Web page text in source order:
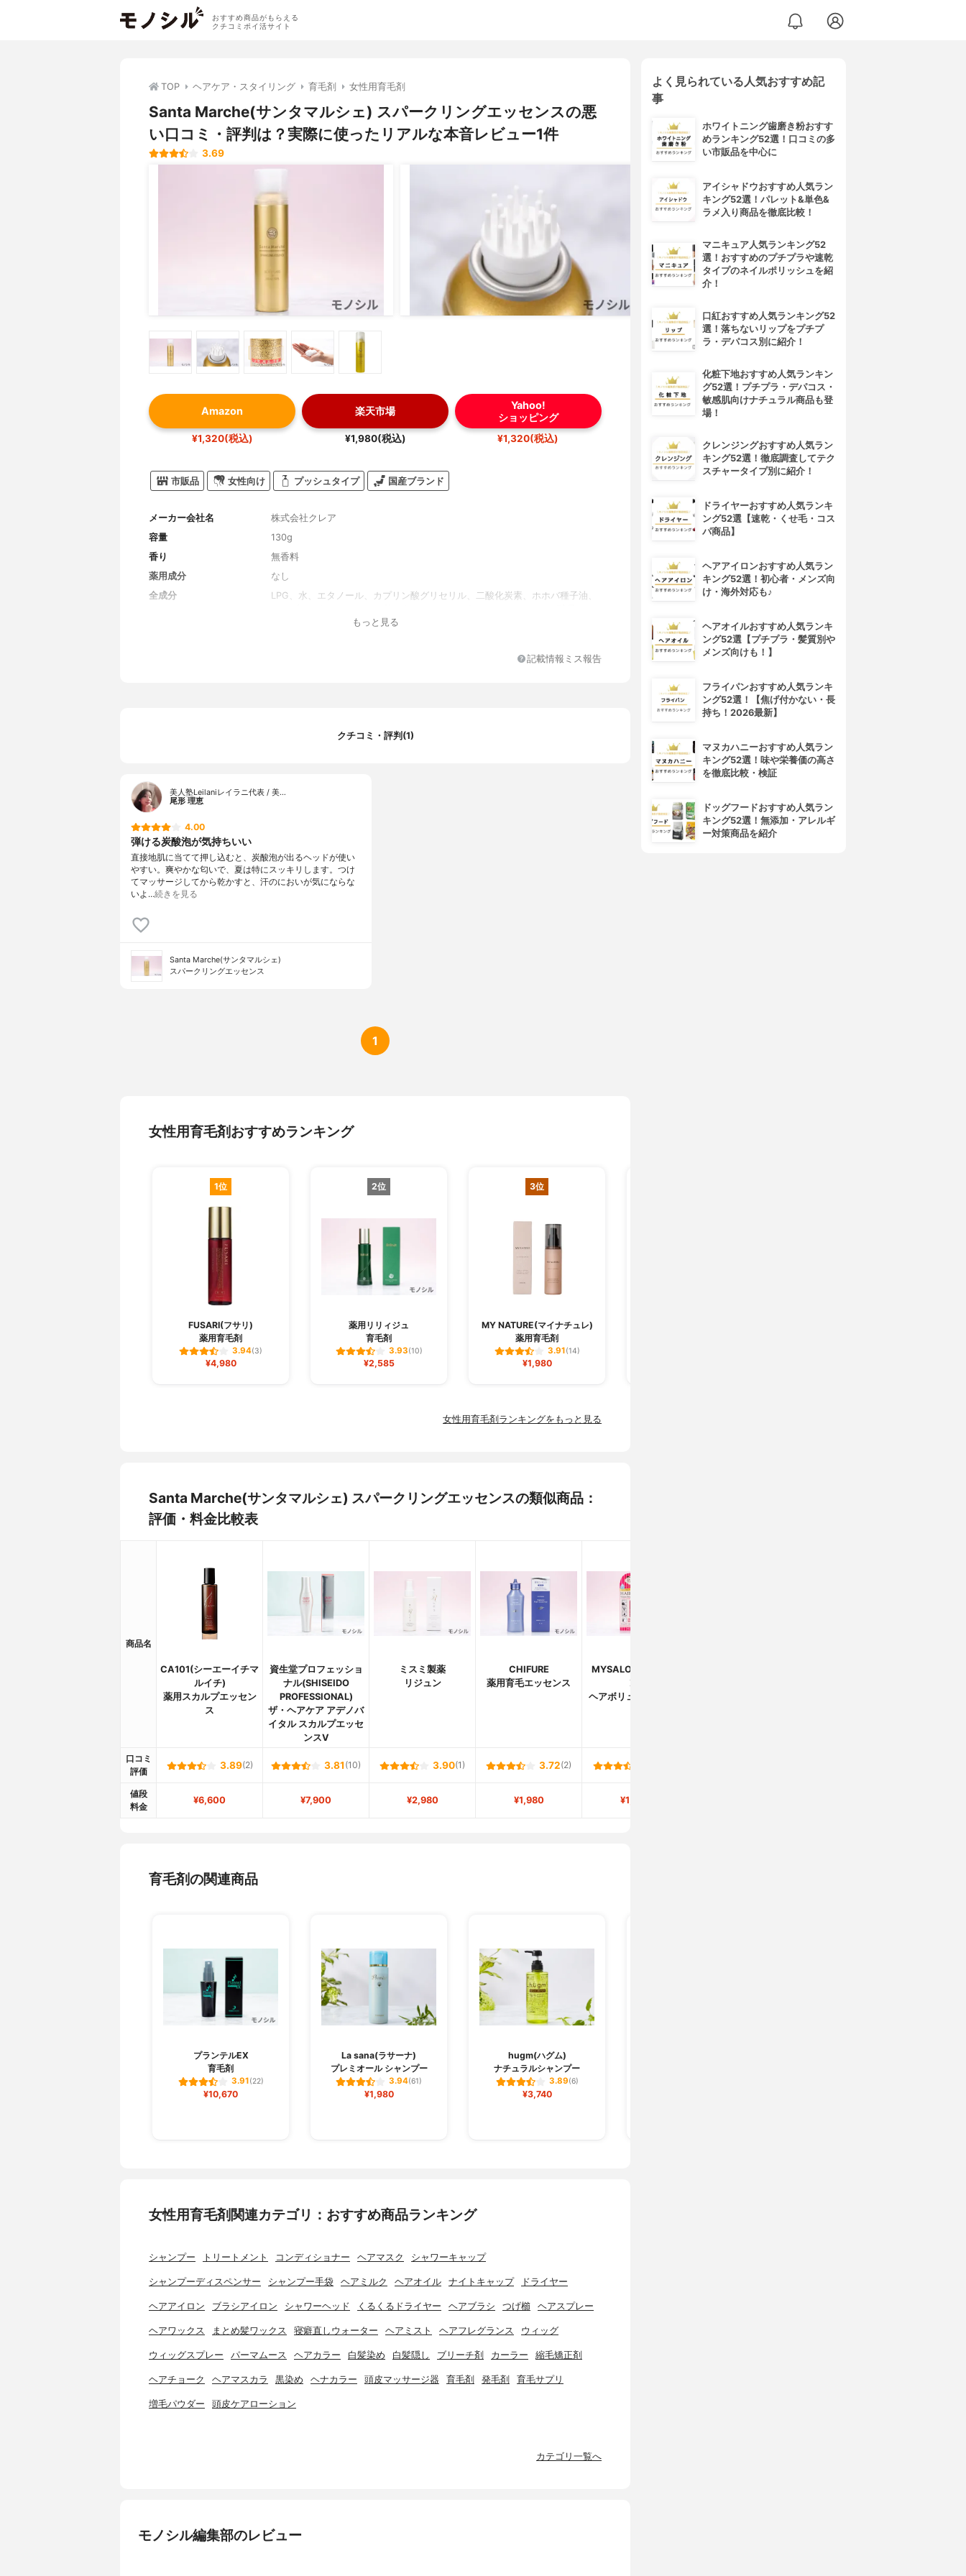
おすすめ商品がもらえる
クチコミポイ活サイト
TOP ヘアケア・スタイリング 育毛剤 女性用育毛剤
Santa Marche(サンタマルシェ) スパークリングエッセンスの悪
い口コミ・評判は？実際に使ったリアルな本音レビュー1件
3.69
Amazon
¥1,320(税込)
楽天市場
¥1,980(税込)
Yahoo!
ショッピング
¥1,320(税込)
市販品 女性向け プッシュタイプ 国産ブランド
メーカー会社名
株式会社クレア
容量
130g
香り
無香料
薬用成分
なし
全成分
LPG、水、エタノール、カプリン酸グリセリル、二酸化炭素、ホホバ種子油、
ス、ニンニクエキス、セラミド2、フィトスフィンゴシン、ローズマリー葉エ
ラウラミノプロピオン酸Na、ペンタステアリン酸ポリグリセリル-10、ステア
もっと見る
記載情報ミス報告
クチコミ・評判(1)
美人塾Leilaniレイラニ代表 / 美…
尾形 理恵
4.00
弾ける炭酸泡が気持ちいい
直接地肌に当てて押し込むと、炭酸泡が出るヘッドが使い
やすい。爽やかな匂いで、夏は特にスッキリします。つけ
てマッサージしてから乾かすと、汗のにおいが気にならな
いよ…続きを見る
Santa Marche(サンタマルシェ)
スパークリングエッセンス
1
女性用育毛剤おすすめランキング
1位
FUSARI(フサリ)
薬用育毛剤
3.94(3)
¥4,980
2位
薬用リリィジュ
育毛剤
3.93(10)
¥2,585
3位
MY NATURE(マイナチュレ)
薬用育毛剤
3.91(14)
¥1,980
女性用育毛剤ランキングをもっと見る
Santa Marche(サンタマルシェ) スパークリングエッセンスの類似商品：
評価・料金比較表
商品名
CA101(シーエーイチマ
ルイチ)
薬用スカルプエッセン
ス
資生堂プロフェッショ
ナル(SHISEIDO
PROFESSIONAL)
ザ・ヘアケア アデノバ
イタル スカルプエッセ
ンスV
ミスミ製薬
リジュン
CHIFURE
薬用育毛エッセンス
MYSALON(マイサロ
ン)
ヘアボリュームセラム
口コミ
評価
3.89(2) 3.81 (10) 3.90(1) 3.72(2)
値段
料金
¥6,600 ¥7,900 ¥2,980 ¥1,980 ¥1,980
育毛剤の関連商品
プランテルEX
育毛剤
3.91(22)
¥10,670
La sana(ラサーナ)
プレミオール シャンプー
3.94(61)
¥1,980
hugm(ハグム)
ナチュラルシャンプー
3.89(6)
¥3,740
女性用育毛剤関連カテゴリ：おすすめ商品ランキング
シャンプー トリートメント コンディショナー ヘアマスク シャワーキャップ
シャンプーディスペンサー シャンプー手袋 ヘアミルク ヘアオイル ナイトキャップ ドライヤー
ヘアアイロン ブラシアイロン シャワーヘッド くるくるドライヤー ヘアブラシ つげ櫛 ヘアスプレー
ヘアワックス まとめ髪ワックス 寝癖直しウォーター ヘアミスト ヘアフレグランス ウィッグ
ウィッグスプレー パーマムース ヘアカラー 白髪染め 白髪隠し ブリーチ剤 カーラー 縮毛矯正剤
ヘアチョーク ヘアマスカラ 黒染め ヘナカラー 頭皮マッサージ器 育毛剤 発毛剤 育毛サプリ
増毛パウダー 頭皮ケアローション
カテゴリ一覧へ
モノシル編集部のレビュー
よく見られている人気おすすめ記
事
ホワイトニング歯磨き粉おすす
めランキング52選！口コミの多
い市販品を中心に
アイシャドウおすすめ人気ラン
キング52選！パレット&単色&
ラメ入り商品を徹底比較！
マニキュア人気ランキング52
選！おすすめのプチプラや速乾
タイプのネイルポリッシュを紹
介！
口紅おすすめ人気ランキング52
選！落ちないリップをプチプ
ラ・デパコス別に紹介！
化粧下地おすすめ人気ランキン
グ52選！プチプラ・デパコス・
敏感肌向けナチュラル商品も登
場！
クレンジングおすすめ人気ラン
キング52選！徹底調査してテク
スチャータイプ別に紹介！
ドライヤーおすすめ人気ランキ
ング52選【速乾・くせ毛・コス
パ商品】
ヘアアイロンおすすめ人気ラン
キング52選！初心者・メンズ向
け・海外対応も♪
ヘアオイルおすすめ人気ランキ
ング52選【プチプラ・髪質別や
メンズ向けも！】
フライパンおすすめ人気ランキ
ング52選！【焦げ付かない・長
持ち！2026最新】
マヌカハニーおすすめ人気ラン
キング52選！味や栄養価の高さ
を徹底比較・検証
ドッグフードおすすめ人気ラン
キング52選！無添加・アレルギ
ー対策商品を紹介